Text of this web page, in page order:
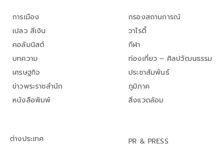
การเมือง
เปลว สีเงิน
คอลัมนิสต์
บทความ
เศรษฐกิจ
ข่าวพระราชสำนัก
หนังสือพิมพ์
กรองสถานการณ์
วาไรตี้
กีฬา
ท่องเที่ยว – ศิลปวัฒนธรรม
ประชาสัมพันธ์
ภูมิภาค
สิ่งแวดล้อม
ต่างประเทศ PR & PRESS